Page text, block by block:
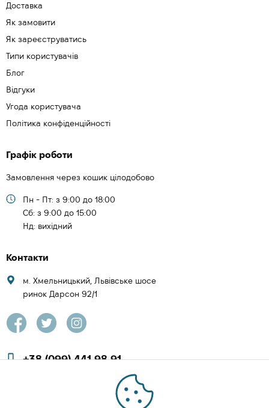
Доставка
Як замовити
Як зареєструватись
Типи користувачів
Блог
Відгуки
Угода користувача
Політика конфіденційності
Графік роботи
Замовлення через кошик цілодобово
Пн - Пт: з 9:00 до 18:00
Cб: з 9:00 до 15:00
Нд: вихідний
Контакти
м. Хмельницький, Львівське шосе
ринок Дарсон 92/1
+38 (099) 441 98 91
+38 (097) 423 08 00
zachesa86@gmail.com